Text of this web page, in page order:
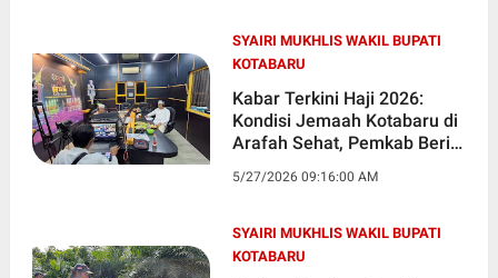
SYAIRI MUKHLIS WAKIL BUPATI
KOTABARU
Kabar Terkini Haji 2026:
Kondisi Jemaah Kotabaru di
Arafah Sehat, Pemkab Beri
5/27/2026 09:16:00 AM
SYAIRI MUKHLIS WAKIL BUPATI
KOTABARU